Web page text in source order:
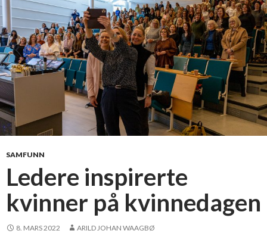
SAMFUNN
Ledere inspirerte
kvinner på kvinnedagen
8. MARS 2022 ARILD JOHAN WAAGBØ